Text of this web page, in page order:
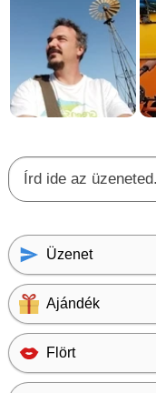
Üzenet
Ajándék
Flört